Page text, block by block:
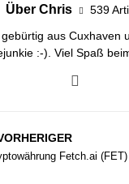
Über Chris 539
aus Cuxhaven
:-). Viel Spaß
Fetch.ai